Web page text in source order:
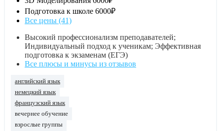
Подготовка к школе 6000₽
Все цены (41)
Высокий профессионализм преподавателей;
Индивидуальный подход к ученикам; Эффективная
подготовка к экзаменам (ЕГЭ)
Все плюсы и минусы из отзывов
английский язык
немецкий язык
французский язык
вечернее обучение
взрослые группы